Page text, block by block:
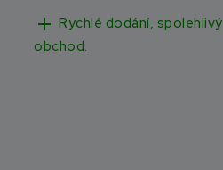
add Rychlé dodání, spolehlivý
obchod.